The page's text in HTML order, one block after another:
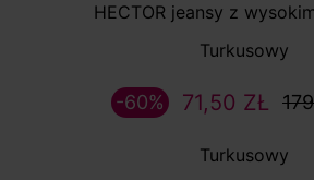
HECTOR jeansy z
Turkusowy
71,50 ZŁ
-60%
Turkusowy